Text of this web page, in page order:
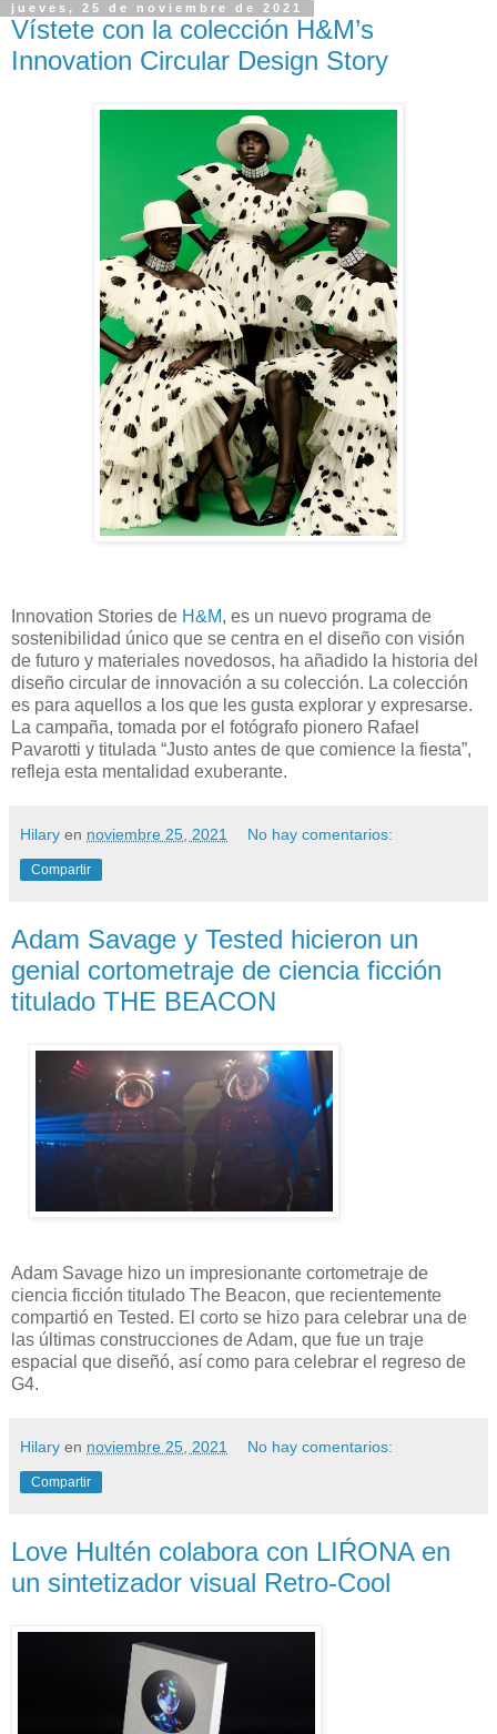
jueves, 25 de noviembre de 2021
Vístete con la colección H&M’s
Innovation Circular Design Story
Innovation Stories de H&M, es un nuevo programa de
sostenibilidad único que se centra en el diseño con visión
de futuro y materiales novedosos, ha añadido la historia del
diseño circular de innovación a su colección. La colección
es para aquellos a los que les gusta explorar y expresarse.
La campaña, tomada por el fotógrafo pionero Rafael
Pavarotti y titulada “Justo antes de que comience la fiesta”,
refleja esta mentalidad exuberante.
Hilary en noviembre 25, 2021 No hay comentarios:
Compartir
Adam Savage y Tested hicieron un
genial cortometraje de ciencia ficción
titulado THE BEACON
Adam Savage hizo un impresionante cortometraje de
ciencia ficción titulado The Beacon, que recientemente
compartió en Tested. El corto se hizo para celebrar una de
las últimas construcciones de Adam, que fue un traje
espacial que diseñó, así como para celebrar el regreso de
G4.
Hilary en noviembre 25, 2021 No hay comentarios:
Compartir
Love Hultén colabora con LIŔONA en
un sintetizador visual Retro-Cool